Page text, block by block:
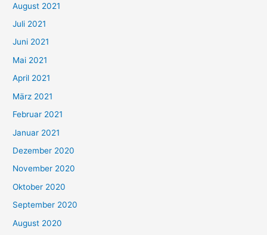
n
a
c
h
:
August 2021
Juli 2021
Juni 2021
Mai 2021
April 2021
März 2021
Februar 2021
Januar 2021
Dezember 2020
November 2020
Oktober 2020
September 2020
August 2020